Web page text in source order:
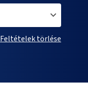
Feltételek törlése